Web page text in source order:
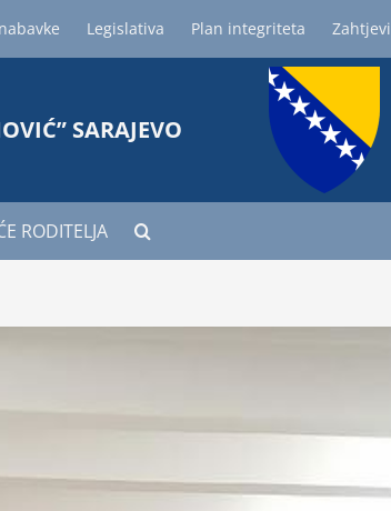
Legislativa Plan integriteta Zahtjevi
SARAJEVO
RODITELJA